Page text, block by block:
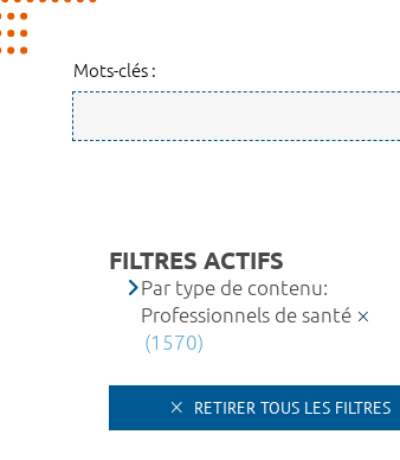
Mots-clés :
FILTRES ACTIFS
Par type de contenu:
Professionnels de santé
(1570)
RETIRER TOUS LES FILTRES